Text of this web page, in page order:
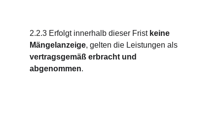
2.2.3 Erfolgt innerhalb dieser Frist keine
Mängelanzeige, gelten die Leistungen als
vertragsgemäß erbracht und
abgenommen.